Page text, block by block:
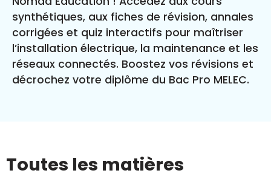
synthétiques, aux fiches de révision, annales
corrigées et quiz interactifs pour maîtriser
l’installation électrique, la maintenance et les
réseaux connectés. Boostez vos révisions et
décrochez votre diplôme du Bac Pro MELEC.
Toutes les matières